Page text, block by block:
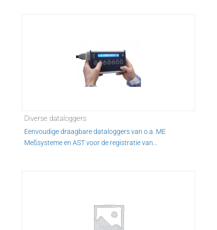
Diverse dataloggers
Eenvoudige draagbare dataloggers van o.a. ME
Meßsysteme en AST voor de registratie van...